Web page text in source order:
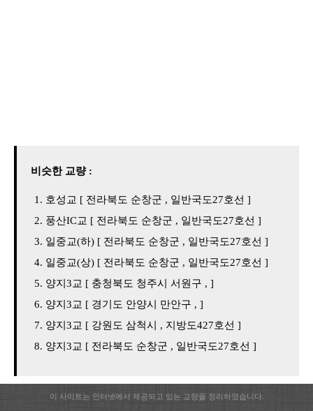
비슷한 교량 :
호성교 [ 전라북도 순창군 , 일반국도27호선 ]
풍산IC교 [ 전라북도 순창군 , 일반국도27호선 ]
일중교(하) [ 전라북도 순창군 , 일반국도27호선 ]
일중교(상) [ 전라북도 순창군 , 일반국도27호선 ]
양지3교 [ 충청북도 청주시 서원구 , ]
양지3교 [ 경기도 안양시 만안구 , ]
양지3교 [ 강원도 삼척시 , 지방도427호선 ]
양지3교 [ 전라북도 순창군 , 일반국도27호선 ]
이 사이트는 인터넷에서 제공되고 있는 교량을 정리하였습니다.